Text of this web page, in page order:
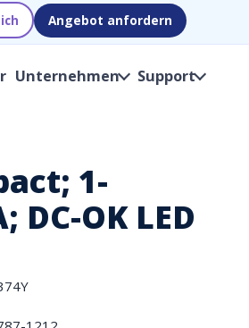
Angebot anfordern
Unternehmen Support
1-
OK LED